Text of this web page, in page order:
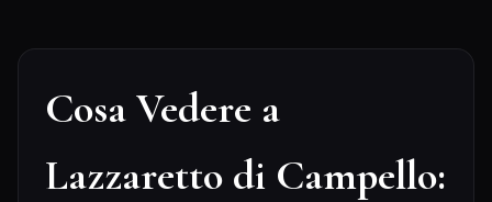
Cosa Vedere a
Lazzaretto di Campello: